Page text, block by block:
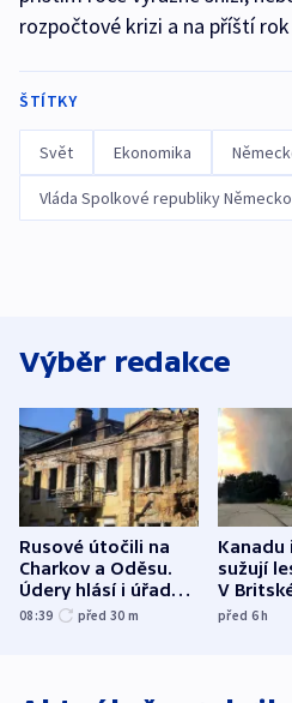
rozpočtové krizi a na příští
ŠTÍTKY
Svět Ekonomika
Vláda Spolkové republiky Německo
Výběr redakce
Rusové útočili na
Charkov a Oděsu.
Údery hlásí i úřady v
Bělgorodu
08:39 před 30 m
Kanadu
sužují
V
před 6h